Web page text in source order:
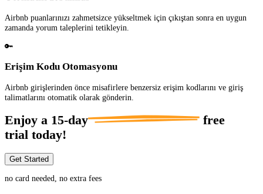
Airbnb puanlarınızı zahmetsizce yükseltmek için çıkıştan sonra en uygun
zamanda yorum taleplerini tetikleyin.
🔑
Erişim Kodu Otomasyonu
Airbnb girişlerinden önce misafirlere benzersiz erişim kodlarını ve giriş
talimatlarını otomatik olarak gönderin.
Enjoy a 15-day
free
trial today!
Get Started
no card needed, no extra fees